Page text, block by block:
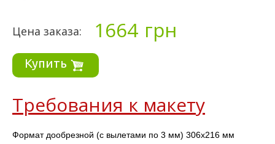
Цена заказа: 1664 грн
Купить
Требования к макету
Формат дообрезной (с вылетами по 3 мм) 306х216 мм